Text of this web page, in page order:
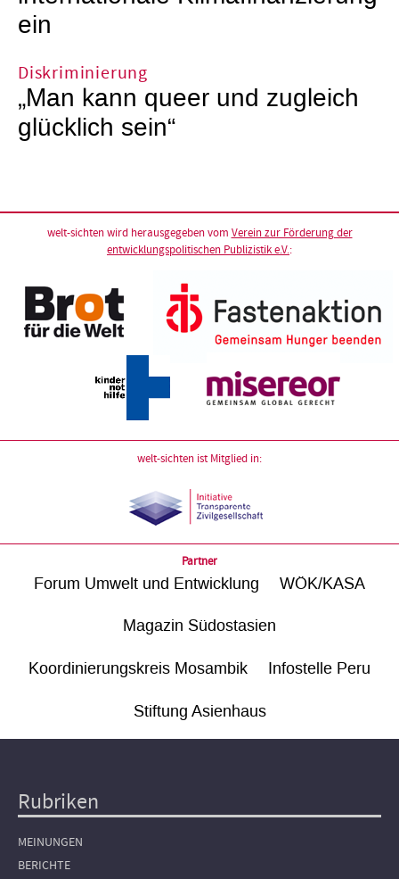
ein
Diskriminierung
„Man kann queer und zugleich
glücklich sein“
welt-sichten wird herausgegeben vom Verein zur Förderung der
entwicklungspolitischen Publizistik e.V.:
welt-sichten ist Mitglied in:
Partner
Forum Umwelt und Entwicklung WÖK/KASA
Magazin Südostasien
Koordinierungskreis Mosambik Infostelle Peru
Stiftung Asienhaus
Hauptnavigation
Rubriken
MEINUNGEN
BERICHTE